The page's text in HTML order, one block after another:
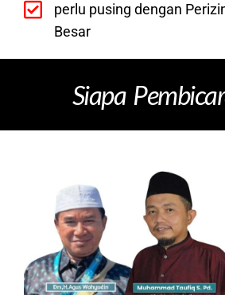
perlu pusing dengan
Besar
Siapa